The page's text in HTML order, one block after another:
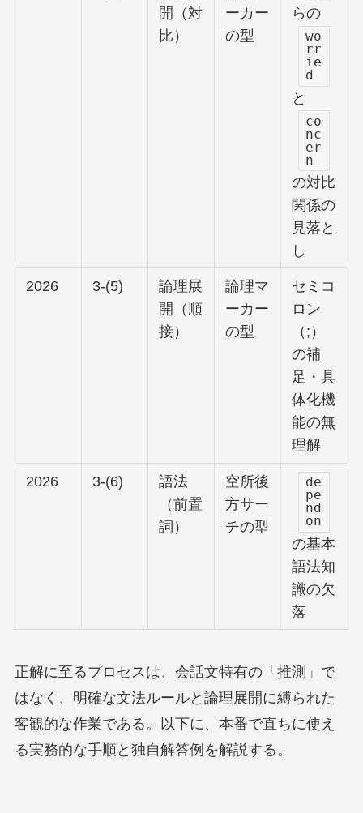
開（対
比）
ーカー
の型
らの
wo
rr
ie
d
と
co
nc
er
n
の対比
関係の
見落と
し
2026 3-(5)
論理展
開（順
接）
論理マ
ーカー
の型
セミコ
ロン
（;）
の補
足・具
体化機
能の無
理解
2026 3-(6)
語法
（前置
詞）
空所後
方サー
チの型
de
pe
nd
on
の基本
語法知
識の欠
落
正解に至るプロセスは、会話文特有の「推測」で
はなく、明確な文法ルールと論理展開に縛られた
客観的な作業である。以下に、本番で直ちに使え
る実務的な手順と独自解答例を解説する。